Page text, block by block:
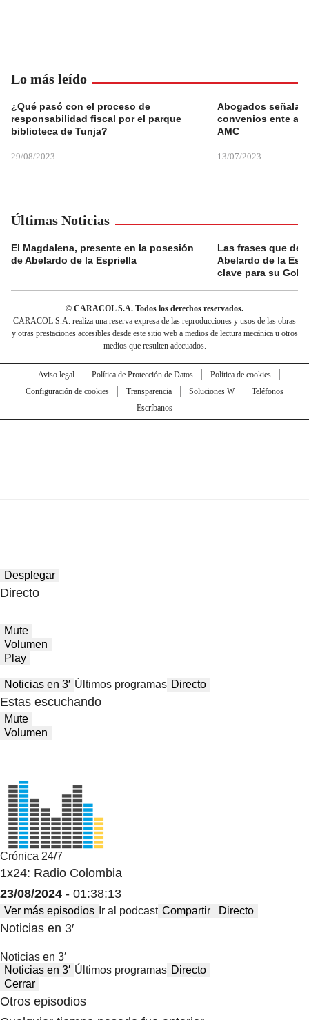
Lo más leído
¿Qué pasó con el proceso de
responsabilidad fiscal por el parque
biblioteca de Tunja?
29/08/2023
Abogados
convenios ente
AMC
13/07/2023
Últimas Noticias
El Magdalena, presente en la posesión
de Abelardo de la Espriella
Las frases que
Abelardo de la
clave para su
© CARACOL S.A. Todos los derechos reservados.
CARACOL S.A. realiza una reserva expresa de las reproducciones y usos de las obras
y otras prestaciones accesibles desde este sitio web a medios de lectura mecánica u otros
medios que resulten adecuados.
Aviso legal Política de Protección de Datos
Política de cookies
Configuración de cookies
Transparencia Soluciones W
Teléfonos
Escríbanos
Desplegar
Directo
Mute
Volumen
Play
Noticias en 3′ Últimos programas Directo
Estas escuchando
Mute
Volumen
Crónica 24/7
1x24: Radio Colombia
23/08/2024 - 01:38:13
Ver más episodios Ir al podcast Compartir Directo
Noticias en 3′
Noticias en 3′
Noticias en 3′ Últimos programas Directo
Cerrar
Otros episodios